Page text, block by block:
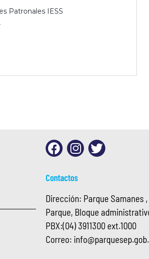
Patronales IESS
Contactos
Dirección: Parque Samanes
Parque, Bloque
PBX:(04) 3911300 ext.1000
Correo: info@